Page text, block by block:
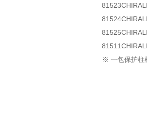
※ 一包保护柱